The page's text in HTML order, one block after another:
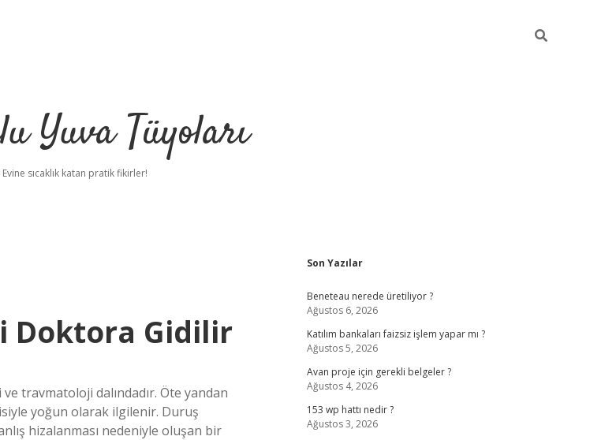
Yuva Tüyoları
Evine sıcaklık katan pratik fikirler!
Doktora Gidilir
travmatoloji dalındadır. Öte yandan
yoğun olarak ilgilenir. Duruş
hizalanması nedeniyle oluşan bir
Sidebar
Son Yazılar
Beneteau nerede üretiliyor ?
Ağustos 6, 2026
Katılım bankaları faizsiz işlem yapar mı ?
Ağustos 5, 2026
Avan proje için gerekli belgeler ?
Ağustos 4, 2026
153 wp hattı nedir ?
Ağustos 3, 2026